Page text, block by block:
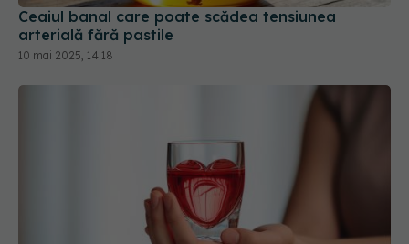
Ceaiul banal care poate scădea tensiunea
arterială fără pastile
10 mai 2025, 14:18